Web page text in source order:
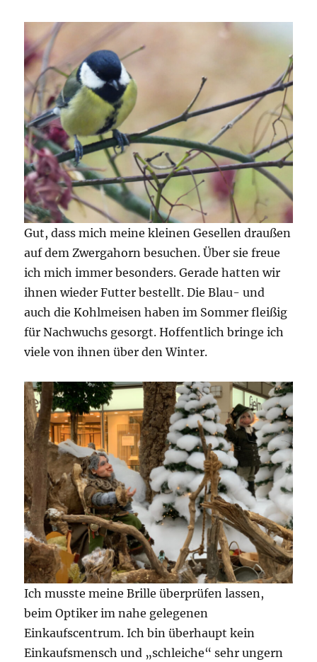
Gut, dass mich meine kleinen Gesellen draußen
auf dem Zwergahorn besuchen. Über sie freue
ich mich immer besonders. Gerade hatten wir
ihnen wieder Futter bestellt. Die Blau- und
auch die Kohlmeisen haben im Sommer fleißig
für Nachwuchs gesorgt. Hoffentlich bringe ich
viele von ihnen über den Winter.
Ich musste meine Brille überprüfen lassen,
beim Optiker im nahe gelegenen
Einkaufscentrum. Ich bin überhaupt kein
Einkaufsmensch und „schleiche“ sehr ungern